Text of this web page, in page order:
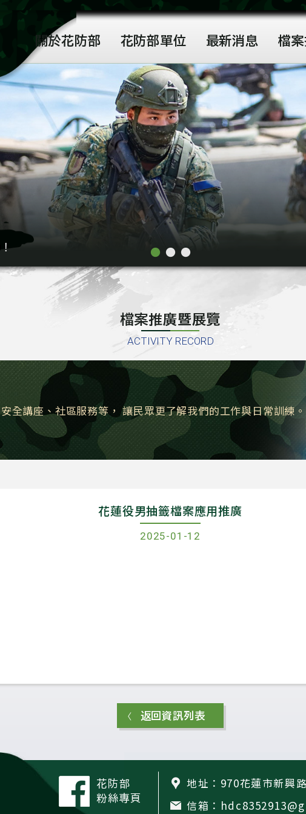
● ● ●
檔案推廣暨展覽
ACTIVITY RECORD
全講座、社區服務等， 讓民眾更了解我們的工作與日常訓練。
花蓮役男抽籤檔案應用推廣
2025-01-12
返回資訊列表
花防部
粉絲專頁
地址：970花蓮市新興
信箱：
關於花防部 花防部單位 最新消息 檔